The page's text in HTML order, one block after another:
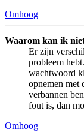
Omhoog
Waarom kan ik
Er zijn
probleem
wachtwoord
opnemen met
verbannen
fout is, dan
Omhoog